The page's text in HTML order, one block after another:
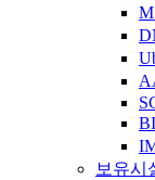
보유시